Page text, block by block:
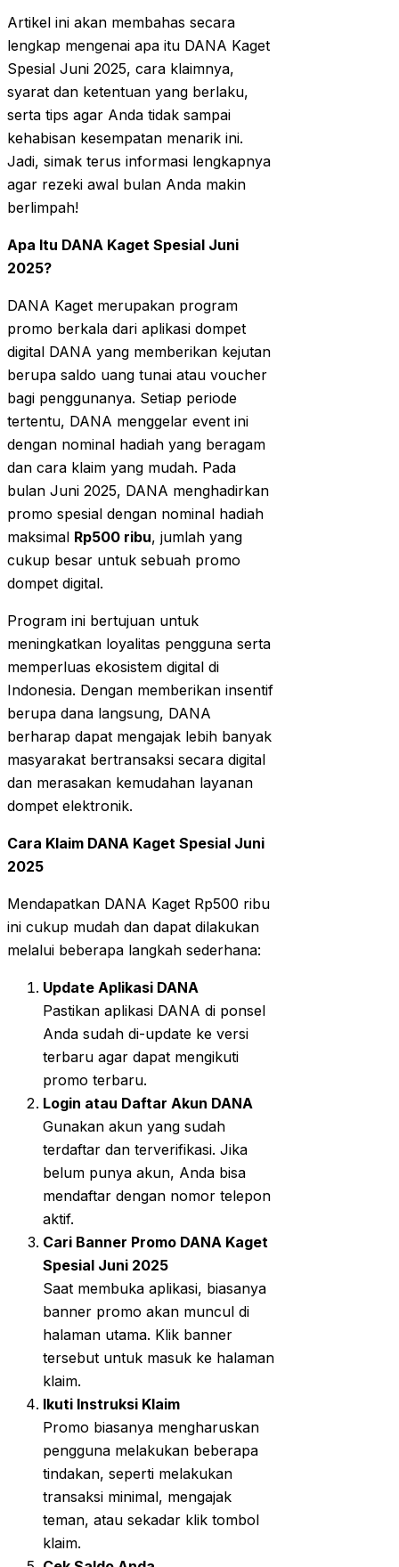
Artikel ini akan membahas secara
lengkap mengenai apa itu DANA Kaget
Spesial Juni 2025, cara klaimnya,
syarat dan ketentuan yang berlaku,
serta tips agar Anda tidak sampai
kehabisan kesempatan menarik ini.
Jadi, simak terus informasi lengkapnya
agar rezeki awal bulan Anda makin
berlimpah!
Apa Itu DANA Kaget Spesial Juni
2025?
DANA Kaget merupakan program
promo berkala dari aplikasi dompet
digital DANA yang memberikan kejutan
berupa saldo uang tunai atau voucher
bagi penggunanya. Setiap periode
tertentu, DANA menggelar event ini
dengan nominal hadiah yang beragam
dan cara klaim yang mudah. Pada
bulan Juni 2025, DANA menghadirkan
promo spesial dengan nominal hadiah
maksimal Rp500 ribu, jumlah yang
cukup besar untuk sebuah promo
dompet digital.
Program ini bertujuan untuk
meningkatkan loyalitas pengguna serta
memperluas ekosistem digital di
Indonesia. Dengan memberikan insentif
berupa dana langsung, DANA
berharap dapat mengajak lebih banyak
masyarakat bertransaksi secara digital
dan merasakan kemudahan layanan
dompet elektronik.
Cara Klaim DANA Kaget Spesial Juni
2025
Mendapatkan DANA Kaget Rp500 ribu
ini cukup mudah dan dapat dilakukan
melalui beberapa langkah sederhana:
Update Aplikasi DANA
Pastikan aplikasi DANA di ponsel
Anda sudah di-update ke versi
terbaru agar dapat mengikuti
promo terbaru.
Login atau Daftar Akun DANA
Gunakan akun yang sudah
terdaftar dan terverifikasi. Jika
belum punya akun, Anda bisa
mendaftar dengan nomor telepon
aktif.
Cari Banner Promo DANA Kaget
Spesial Juni 2025
Saat membuka aplikasi, biasanya
banner promo akan muncul di
halaman utama. Klik banner
tersebut untuk masuk ke halaman
klaim.
Ikuti Instruksi Klaim
Promo biasanya mengharuskan
pengguna melakukan beberapa
tindakan, seperti melakukan
transaksi minimal, mengajak
teman, atau sekadar klik tombol
klaim.